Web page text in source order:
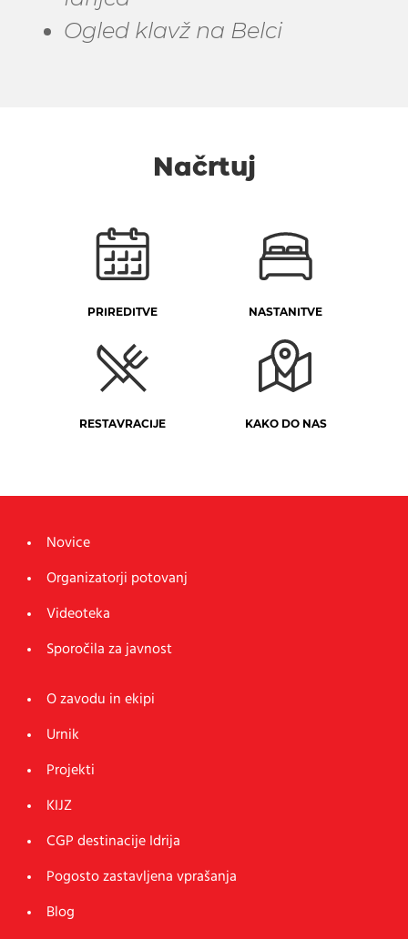
Ogled klavž na Belci
Načrtuj
PRIREDITVE NASTANITVE
RESTAVRACIJE KAKO DO NAS
Novice
Organizatorji potovanj
Videoteka
Sporočila za javnost
O zavodu in ekipi
Urnik
Projekti
KIJZ
CGP destinacije Idrija
Pogosto zastavljena vprašanja
Blog